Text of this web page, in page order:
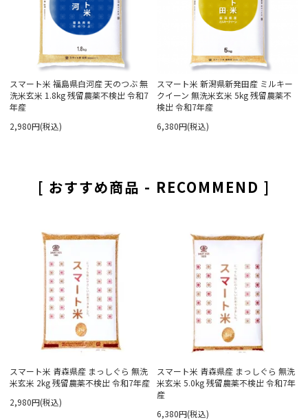
スマート米 福島県白河産 天のつぶ 無
洗米玄米 1.8kg 残留農薬不検出 令和7
年産
2,980円(税込)
スマート米 新潟県新発田産 ミルキー
クイーン 無洗米玄米 5kg 残留農薬不
検出 令和7年産
6,380円(税込)
[ おすすめ商品 - RECOMMEND ]
スマート米 青森県産 まっしぐら 無洗
米玄米 2kg 残留農薬不検出 令和7年産
2,980円(税込)
スマート米 青森県産 まっしぐら 無洗
米玄米 5.0kg 残留農薬不検出 令和7年
産
6,380円(税込)